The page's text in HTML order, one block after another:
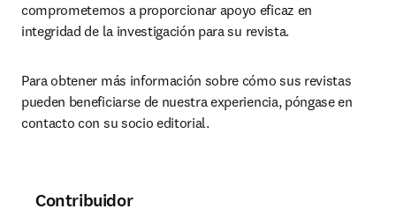
comprometemos a proporcionar apoyo eficaz en
integridad de la investigación para su revista.
Para obtener más información sobre cómo sus revistas
pueden beneficiarse de nuestra experiencia, póngase en
contacto con su socio editorial.
Contribuidor